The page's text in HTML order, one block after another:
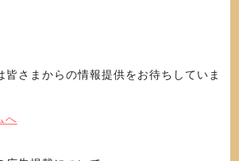
皆さまからの情報提供をお待ちしていま
へ